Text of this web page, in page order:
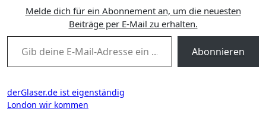
Melde dich für ein Abonnement an, um die neuesten
Beiträge per E-Mail zu erhalten.
Gib deine E-Mail-Adresse ein ...
Abonnieren
Beitragsnavigation
derGlaser.de ist eigenständig
London wir kommen